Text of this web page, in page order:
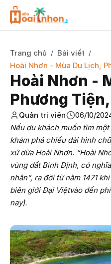
Trang chủ / Bài viết /
Hoài Nhơn - Mùa Du Lịch,
Hoài Nhơn -
Phương
Quản trị viên
06/10/
Nếu du khách muốn tìm
khám phá chiều dài hình
xứ dừa Hoài Nhơn. “Hoài
vùng đất Bình Định, có
nhân”, ra đời từ năm 1471
biên giới Đại Việtvào đến
nay).